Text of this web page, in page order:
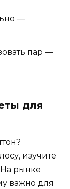
—
пар —
для
изучите
На рынке
важно для